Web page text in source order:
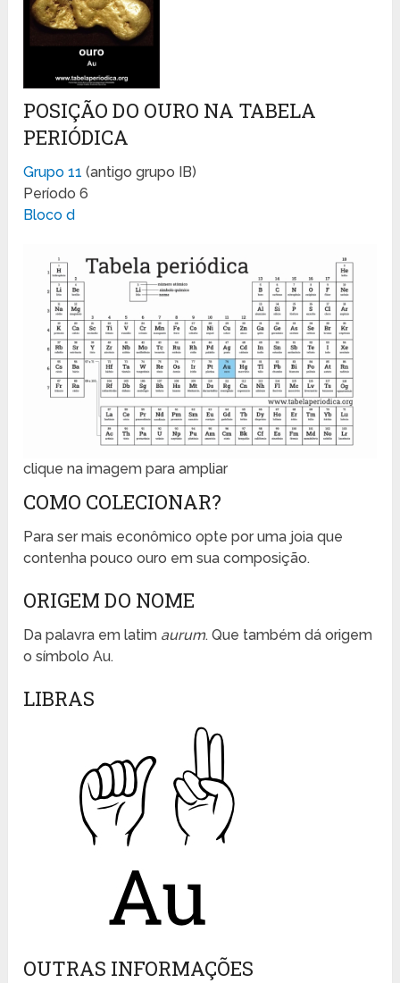
POSIÇÃO DO OURO NA TABELA
PERIÓDICA
Grupo 11 (antigo grupo IB)
Período 6
Bloco d
clique na imagem para ampliar
COMO COLECIONAR?
Para ser mais econômico opte por uma joia que
contenha pouco ouro em sua composição.
ORIGEM DO NOME
Da palavra em latim aurum. Que também dá origem
o símbolo Au.
LIBRAS
OUTRAS INFORMAÇÕES